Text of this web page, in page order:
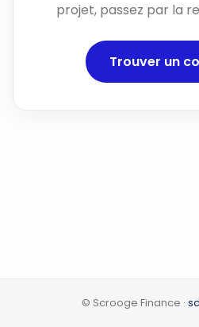
projet, passez par la
Trouver un
© Scrooge Finance ·